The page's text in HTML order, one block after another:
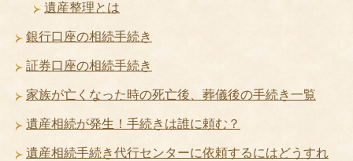
遺産整理とは
銀行口座の相続手続き
証券口座の相続手続き
家族が亡くなった時の死亡後、葬儀後の手続き一覧
遺産相続が発生！手続きは誰に頼む？
遺産相続手続き代行センターに依頼するにはどうすれ